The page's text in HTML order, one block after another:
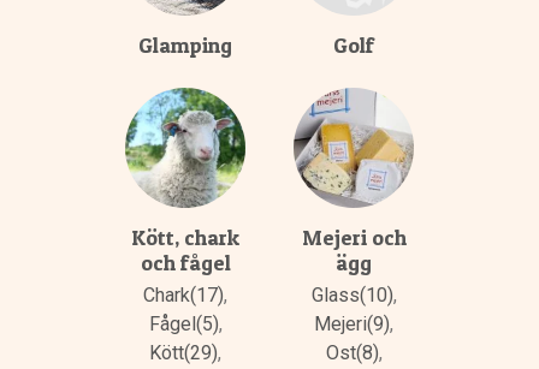
Glamping Golf
Kött, chark
och fågel
Chark(17),
Fågel(5),
Kött(29),
Mejeri och
ägg
Glass(10),
Mejeri(9),
Ost(8),